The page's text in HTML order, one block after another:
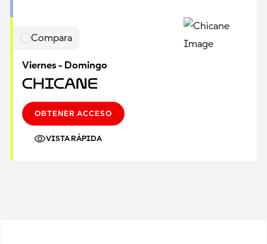
Compara
Viernes - Domingo
Chicane
OBTENER ACCESO
VISTA RÁPIDA